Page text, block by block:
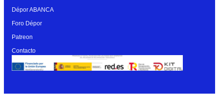
Dépor ABANCA
Foro Dépor
Patreon
Contacto